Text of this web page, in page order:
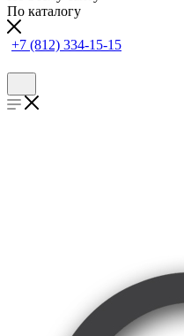
По каталогу
+7 (812) 334-15-15